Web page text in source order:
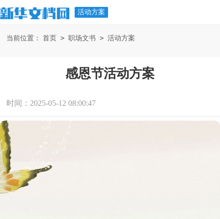
活动方案
当前位置： 首页 > 职场文书 > 活动方案
感恩节活动方案
时间：2025-05-12 08:00:47